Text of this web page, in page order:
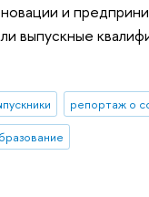
и
выпускные
репортаж о